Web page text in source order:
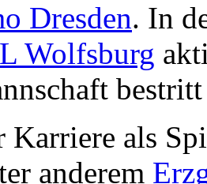
Dresden. In
Wolfsburg
Karriere als
anderem